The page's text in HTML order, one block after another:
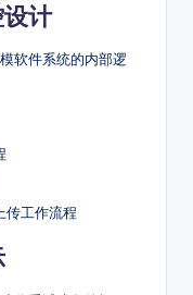
计
软件系统的内部逻
传工作流程